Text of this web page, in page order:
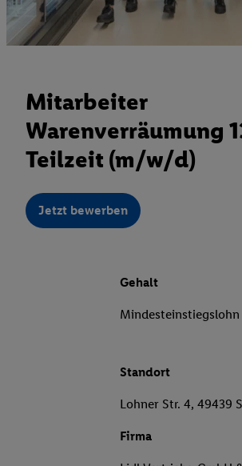
Mitarbeiter
Warenverräumung
Teilzeit (m/w/d)
Jetzt bewerben
Gehalt
Mindesteinstiegslohn
Standort
Lohner Str. 4, 49439
Firma